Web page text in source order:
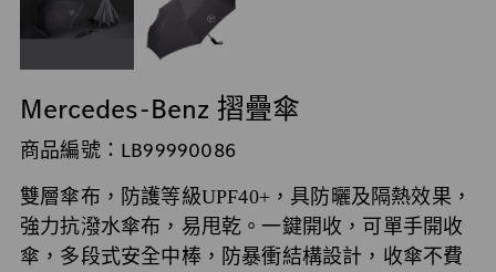
Mercedes-Benz 摺疊傘
商品編號：LB99990086
雙層傘布，防護等級UPF40+，具防曬及隔熱效果，
強力抗潑水傘布，易甩乾。一鍵開收，可單手開收
傘，多段式安全中棒，防暴衝結構設計，收傘不費